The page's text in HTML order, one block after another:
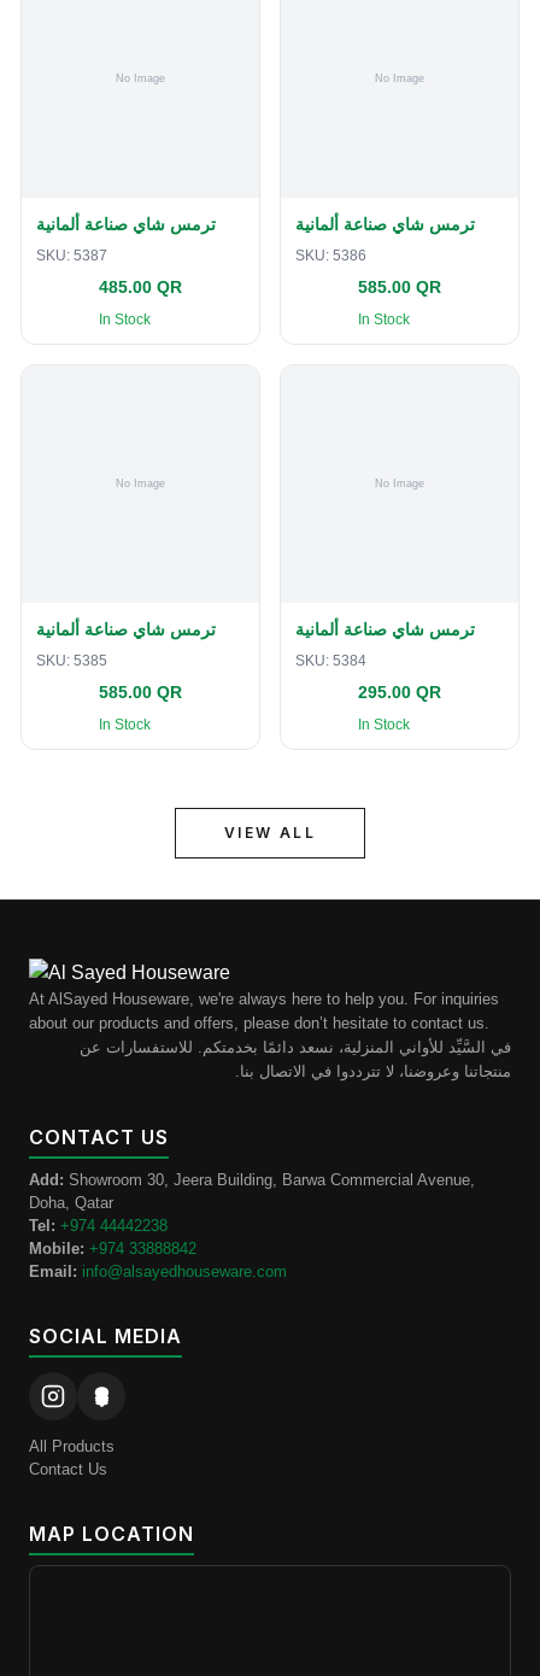
ترمس شاي صناعة ألمانية
SKU: 5387
485.00 QR
In Stock
ترمس شاي صناعة ألمانية
SKU: 5386
585.00 QR
In Stock
ترمس شاي صناعة ألمانية
SKU: 5385
585.00 QR
In Stock
ترمس شاي صناعة ألمانية
SKU: 5384
295.00 QR
In Stock
VIEW ALL
At AlSayed Houseware, we're always here to help you. For inquiries
about our products and offers, please don’t hesitate to contact us.
في السَّيِّد للأواني المنزلية، نسعد دائمًا بخدمتكم. للاستفسارات عن
منتجاتنا وعروضنا، لا تترددوا في الاتصال بنا.
CONTACT US
Add: Showroom 30, Jeera Building, Barwa Commercial Avenue,
Doha, Qatar
Tel: +974 44442238
Mobile: +974 33888842
Email: info@alsayedhouseware.com
SOCIAL MEDIA
All Products
Contact Us
MAP LOCATION